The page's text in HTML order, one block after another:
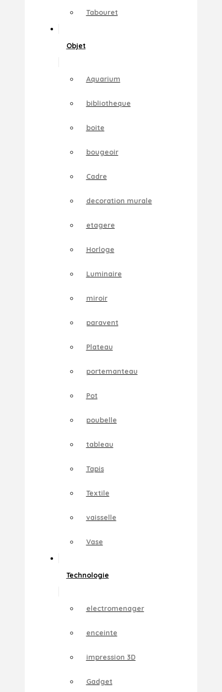
Tabouret
Objet
Aquarium
bibliotheque
boite
bougeoir
Cadre
decoration murale
etagere
Horloge
Luminaire
miroir
paravent
Plateau
portemanteau
Pot
poubelle
tableau
Tapis
Textile
vaisselle
Vase
Technologie
electromenager
enceinte
impression 3D
Gadget